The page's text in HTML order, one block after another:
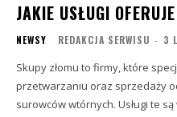
JAKIE USŁUGI
NEWSY REDAKCJA SERWISU - 3
Skupy złomu to firmy, które
przetwarzaniu oraz sprzedaży
surowców wtórnych. Usługi te